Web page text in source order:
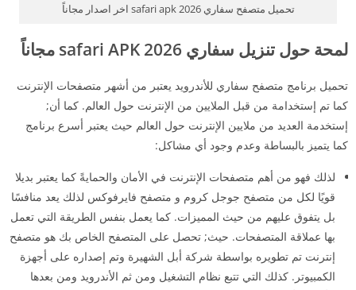
تحميل متصفح سفاري 2026 safari apk اخر اصدار مجاناً
لمحة حول تنزيل سفاري 2026 safari APK مجاناً
تحميل برنامج متصفح سفاري للأندرويد يعتبر من أشهر متصفحات الإنترنت
كما تم إستخدامة من قبل الملايين من الإنترنت حول العالم. كما أن;
إستخدمة العديد من ملايين الإنترنت حول العالم حيث يعتبر أسرع برنامج
كما يتميز بالبساطة وعدم وجود أي مشاكل:
لذلك فهو من أهم متصفحات الإنترنت في الأمان والحمايةً كما يعتبر بديلا
قويًا لكل من متصفح جوجل كروم و متصفح فايرفوكس لذلك يعد منافسًا
بل يتفوق عليهم من حيث المميزات. كما يعمل بنفس الطريقة التي تعمل
بها عملاقة المتصفحات. حيث; تحصل على المتصفح الخاص بك هو متصفح
إنترنت تم تطويره بواسطة شركة أبل الشهيرة وتم إصداره على أجهزة
الكمبيوتر. كذلك التي تتبع نظام التشغيل ومن ثم الأندرويد ومن بعدها